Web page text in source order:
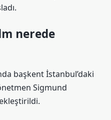
nerede
başkent İstanbul’daki
Sigmund